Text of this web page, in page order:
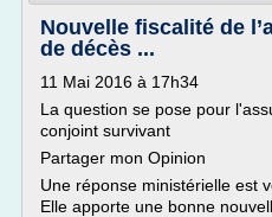
Nouvelle fiscalité de
de décès ...
11 Mai 2016 à 17h34
La question se pose pour
conjoint survivant
Partager mon Opinion
Une réponse ministérielle est
Elle apporte une bonne